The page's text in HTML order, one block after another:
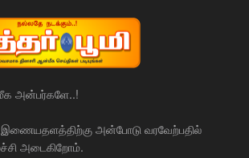
அன்பர்களே..!
இணையதளத்திற்கு அன்போடு வரவேற்பதில்
அடைகிறோம்.